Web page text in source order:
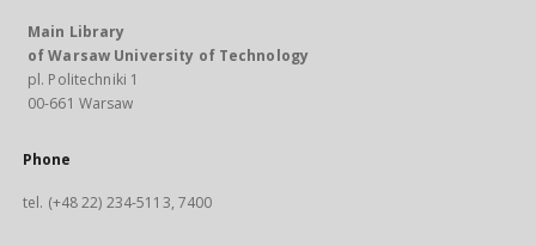
Main Library
of Warsaw University of Technology
pl. Politechniki 1
00-661 Warsaw
Phone
tel. (+48 22) 234-5113, 7400